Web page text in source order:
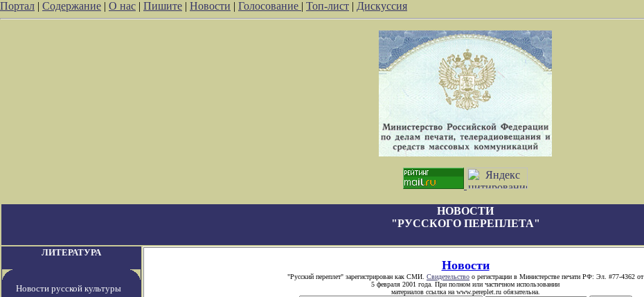
Портал | Содержание | О нас | Пишите | Новости | Голосование | Топ-лист | Дискуссия
НОВОСТИ
"РУССКОГО ПЕРЕПЛЕТА"
ЛИТЕРАТУРА
Новости русской культуры
Новости
"Русский переплет" зарегистрирован как СМИ. Свидетельство о регистрации в Министерстве печати РФ: Эл. #77-4362 от
5 февраля 2001 года. При полном или частичном использовании
материалов ссылка на www.pereplet.ru обязательна.